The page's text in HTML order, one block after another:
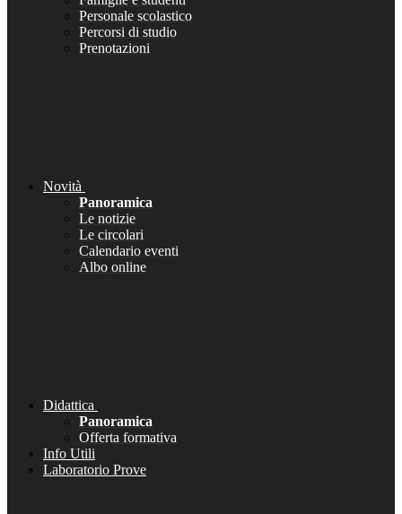
Personale scolastico
Percorsi di studio
Prenotazioni
Novità
Panoramica
Le notizie
Le circolari
Calendario eventi
Albo online
Didattica
Panoramica
Offerta formativa
Info Utili
Laboratorio Prove